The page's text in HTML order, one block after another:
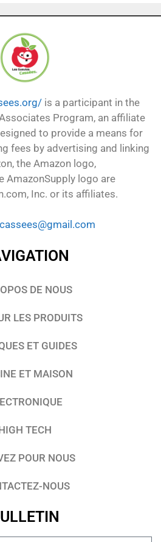
is a participant in the
Program, an affiliate
to provide a means for
fees by advertising and linking
the Amazon logo,
AmazonSupply logo are
Inc. or its affiliates.
DE NOUS
LES PRODUITS
ET GUIDES
ET MAISON
TECH
POUR NOUS
NOUS